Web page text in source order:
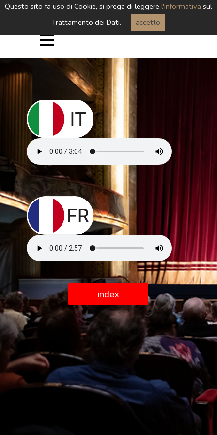
Questo sito fa uso di Cookie, si prega di leggere l'informativa sul
Trattamento dei Dati.
accetto
index